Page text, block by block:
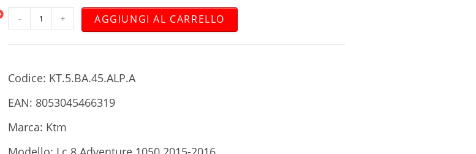
- + AGGIUNGI AL CARRELLO
Codice: KT.5.BA.45.ALP.A
EAN: 8053045466319
Marca: Ktm